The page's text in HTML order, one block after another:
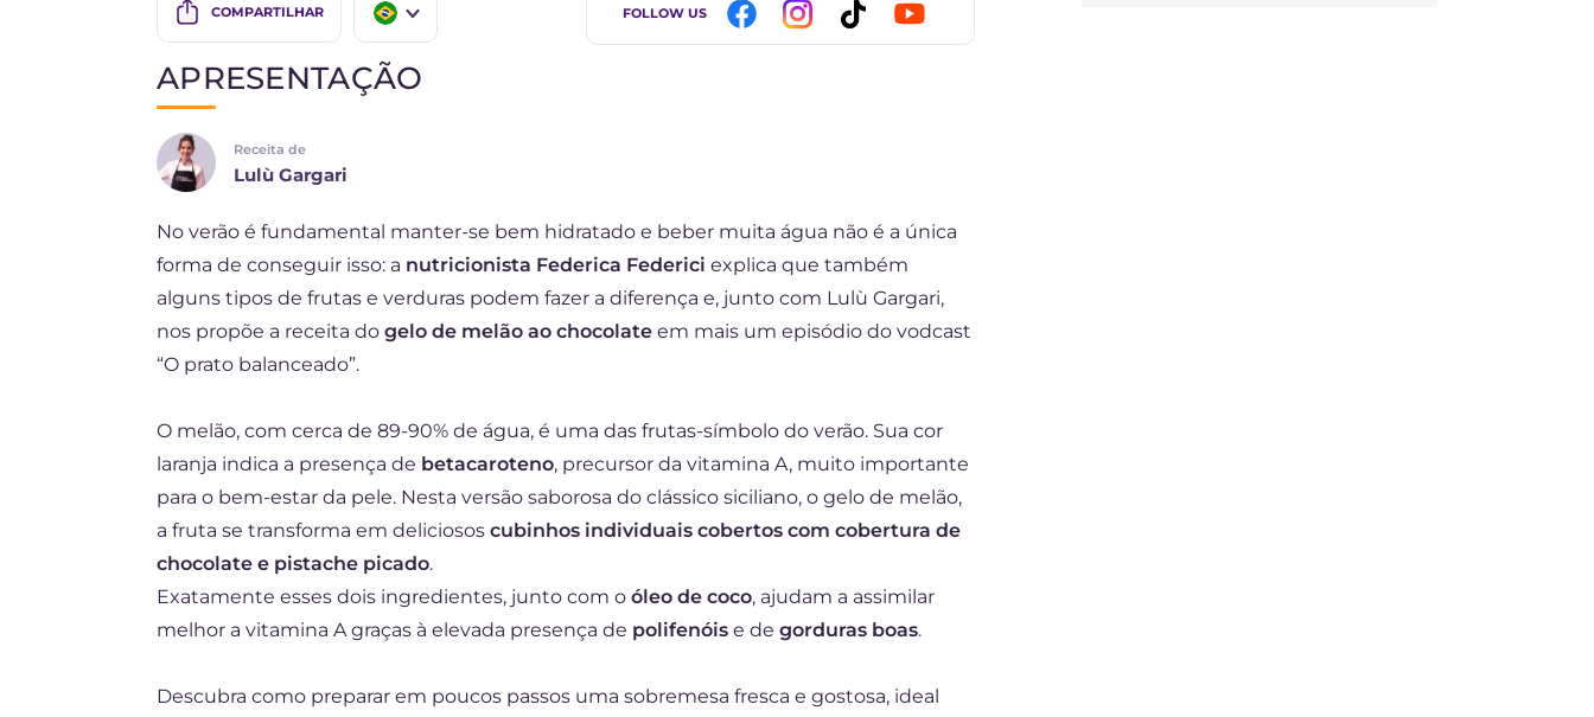
COMPARTILHAR
FR
FOLLOW US
APRESENTAÇÃO
Receita de
Lulù Gargari
No verão é fundamental manter-se bem hidratado e beber muita água não é a única
forma de conseguir isso: a nutricionista Federica Federici explica que também
alguns tipos de frutas e verduras podem fazer a diferença e, junto com Lulù Gargari,
nos propõe a receita do gelo de melão ao chocolate em mais um episódio do vodcast
“O prato balanceado”.
O melão, com cerca de 89-90% de água, é uma das frutas-símbolo do verão. Sua cor
laranja indica a presença de betacaroteno, precursor da vitamina A, muito importante
para o bem-estar da pele. Nesta versão saborosa do clássico siciliano, o gelo de melão,
a fruta se transforma em deliciosos cubinhos individuais cobertos com cobertura de
chocolate e pistache picado.
Exatamente esses dois ingredientes, junto com o óleo de coco, ajudam a assimilar
melhor a vitamina A graças à elevada presença de polifenóis e de gorduras boas.
Descubra como preparar em poucos passos uma sobremesa fresca e gostosa, ideal